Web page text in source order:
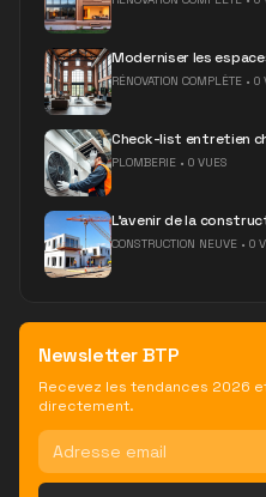
Moderniser les
RÉNOVATION COMPLÈTE • 0
Check-list entretien
PLOMBERIE • 0 VUES
L'avenir de la
CONSTRUCTION NEUVE • 0
Newsletter BTP
Recevez les tendances 2026
directement.